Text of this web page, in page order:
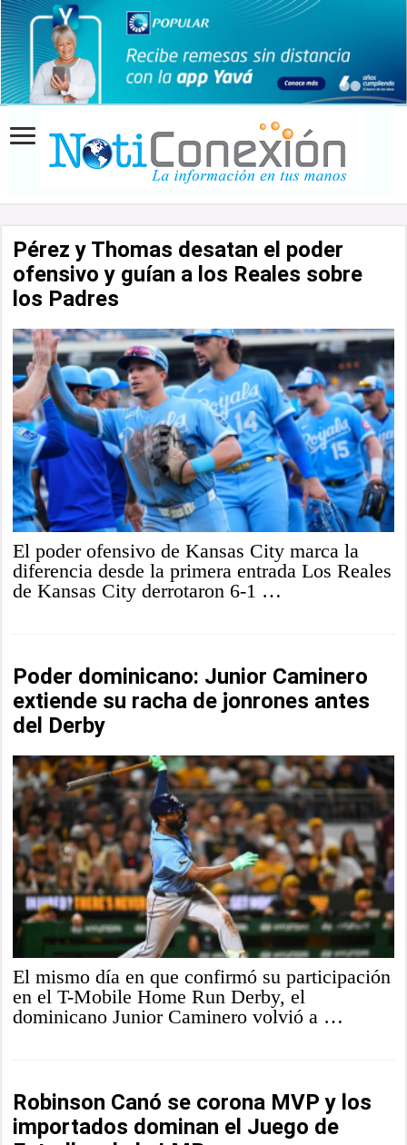
Pérez y Thomas desatan el poder
ofensivo y guían a los Reales sobre
los Padres
El poder ofensivo de Kansas City marca la
diferencia desde la primera entrada Los Reales
de Kansas City derrotaron 6-1 …
Poder dominicano: Junior Caminero
extiende su racha de jonrones antes
del Derby
El mismo día en que confirmó su participación
en el T-Mobile Home Run Derby, el
dominicano Junior Caminero volvió a …
Robinson Canó se corona MVP y los
importados dominan el Juego de